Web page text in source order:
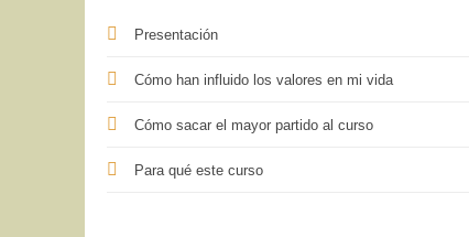
Presentación
Cómo han influido los valores en mi vida
Cómo sacar el mayor partido al curso
Para qué este curso